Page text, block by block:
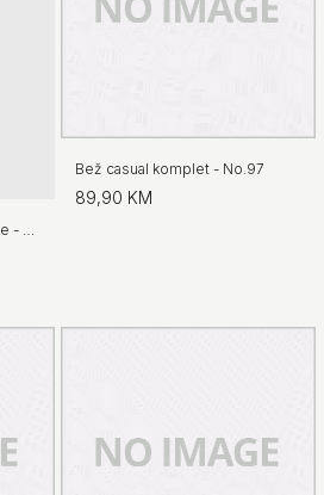
Asimetrične denim farmerke - No.97
Bež casual komplet - No.97
89,90 KM